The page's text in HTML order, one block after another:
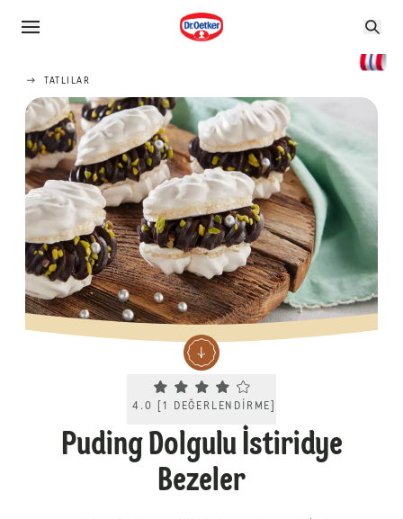
TATLILAR
Current rating 4.0. Click to rate.
4.0 [1 DEĞERLENDIRME
Puding Dolgulu İstiridye
Bezeler